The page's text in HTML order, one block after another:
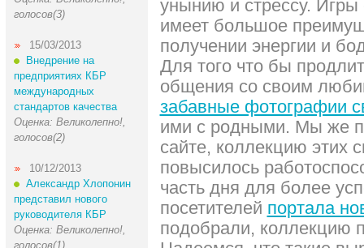
голосов(3)
15/03/2013
Внедрение на
предприятиях КБР
международных
стандартов качества
Оценка: Великолепно!,
голосов(2)
10/12/2013
Александр Хлопонин
представил нового
руководителя КБР
Оценка: Великолепно!,
голосов(1)
унынию и стрессу.
имеет большое
получении энергии и
Для того что бы
общения со своим
забавные фотографии
ими с родными. Мы же
сайте, коллекцию этих
повысилось
часть дня для более
посетителей портала
подобрали, коллекцию